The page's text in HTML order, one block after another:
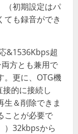
（初期設定はパ
ても録音ができ
&1536Kbps超
方とも兼用で
。更に、OTG機
的に接続し
生＆削除できま
ことが必要で
）32kbpsから